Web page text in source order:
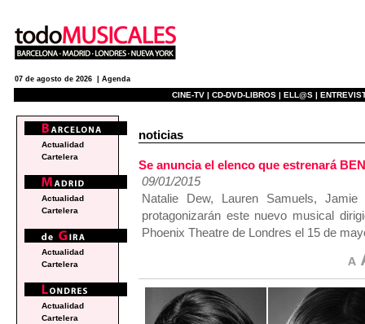
07 de agosto de 2026 | Agenda
CINE-TV | CD-DVD-LIBROS | ELL@S |
noticias
Se anuncia el elenco que estrenará
09/01/2015
Natalie Dew, Lauren Samuels,
protagonizarán este nuevo musical
Phoenix Theatre de Londres el 15 de
Actualidad
Cartelera
Actualidad
Cartelera
Actualidad
Cartelera
Actualidad
Cartelera